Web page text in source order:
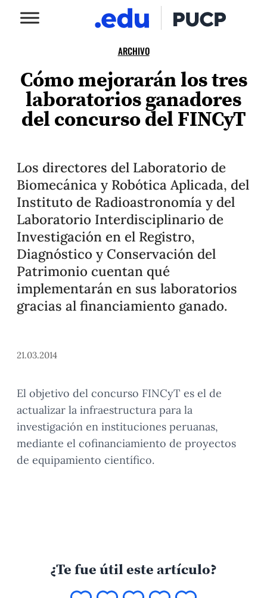
ARCHIVO
Cómo mejorarán los tres
laboratorios ganadores
del concurso del FINCyT
Los directores del Laboratorio de
Biomecánica y Robótica Aplicada, del
Instituto de Radioastronomía y del
Laboratorio Interdisciplinario de
Investigación en el Registro,
Diagnóstico y Conservación del
Patrimonio cuentan qué
implementarán en sus laboratorios
gracias al financiamiento ganado.
21.03.2014
El objetivo del concurso FINCyT es el de
actualizar la infraestructura para la
investigación en instituciones peruanas,
mediante el cofinanciamiento de proyectos
de equipamiento científico.
¿Te fue útil este artículo?